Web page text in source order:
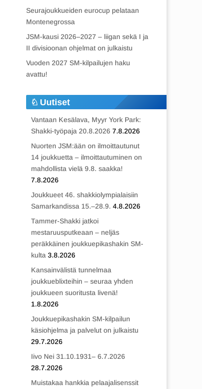
Seurajoukkueiden eurocup pelataan
Montenegrossa
JSM-kausi 2026–2027 – liigan sekä I ja
II divisioonan ohjelmat on julkaistu
Vuoden 2027 SM-kilpailujen haku
avattu!
Uutiset
Vantaan Kesälava, Myyr York Park:
Shakki-työpaja 20.8.2026 7.8.2026
Nuorten JSM:ään on ilmoittautunut
14 joukkuetta – ilmoittautuminen on
mahdollista vielä 9.8. saakka!
7.8.2026
Joukkueet 46. shakkiolympialaisiin
Samarkandissa 15.–28.9. 4.8.2026
Tammer-Shakki jatkoi
mestaruusputkeaan – neljäs
peräkkäinen joukkuepikashakin SM-
kulta 3.8.2026
Kansainvälistä tunnelmaa
joukkueblixteihin – seuraa yhden
joukkueen suoritusta livenä!
1.8.2026
Joukkuepikashakin SM-kilpailun
käsiohjelma ja palvelut on julkaistu
29.7.2026
Iivo Nei 31.10.1931– 6.7.2026
28.7.2026
Muistakaa hankkia pelaajalisenssit